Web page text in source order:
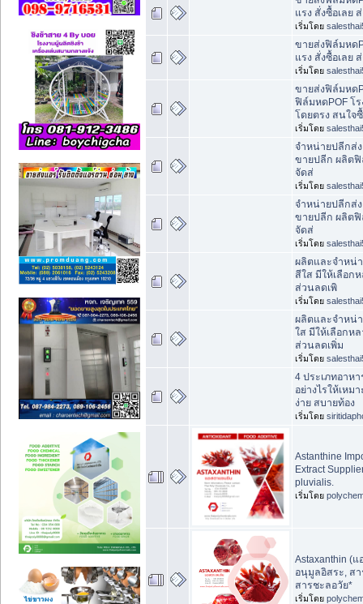
แรง สั่งซื้อเลย
เริ่มโดย
ขายส่งฟิล์มหด
แรง สั่งซื้อเลย
เริ่มโดย
ขายส่งฟิล์มหด
ฟิล์มหดPOF โ
โดยตรง สนใจ
เริ่มโดย
จำหน่ายปลีกส่
ขายปลีก ผลิตฟิ
จัดส่
เริ่มโดย
จำหน่ายปลีกส่
ขายปลีก ผลิตฟิ
จัดส่
เริ่มโดย
ผลิตและจำหน่า
สีใส มีให้เลือก
ส่วนลดเพิ
เริ่มโดย
ผลิตและจำหน่
ใส มีให้เลือกห
ส่วนลดเพิ่ม
เริ่มโดย
4 ประเภทอาหา
อย่างไรให้เหม
ง่าย สบายท้อง
เริ่มโดย
Astanthine
Extract
pluvialis.
เริ่มโดย
Astaxanthin (
อนุมูลอิสระ, ส
สารชะลอวัย*
เริ่มโดย